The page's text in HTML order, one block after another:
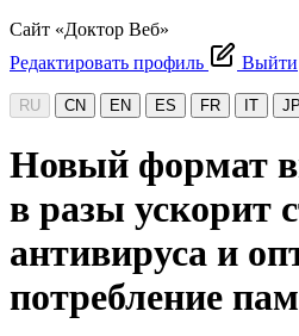
Сайт «Доктор Веб»
Редактировать профиль
Выйти
RU CN EN ES FR IT JP
Новый формат
в разы ускорит
антивируса и
потребление